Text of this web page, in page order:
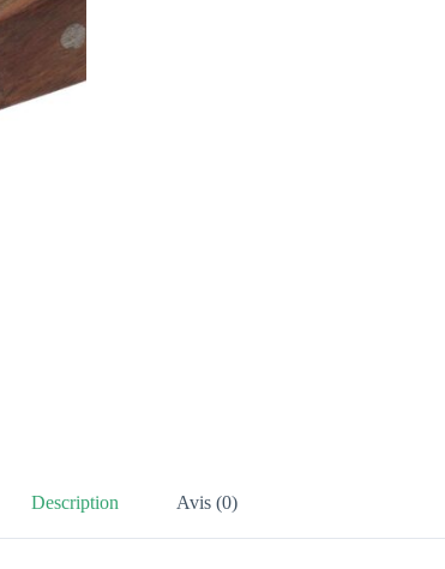
Description Avis (0)